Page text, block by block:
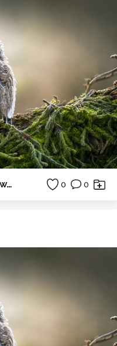
Meisje op trap bij zee achterwasser ostsee duitsland 0 0